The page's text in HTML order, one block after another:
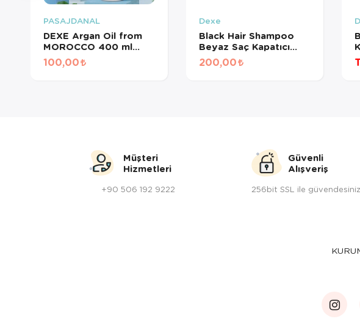
PASAJDANAL
DEXE Argan Oil from
MOROCCO 400 ml
Moisture Conditioner
Argan Yağı
100,00
Dexe
Black Hair Shampoo
Beyaz Saç Kapatıcı
Siyah Boya
200,00
Müşteri
Hizmetleri
+90 506 192 9222
Güvenli
Alışveriş
256bit SSL ile güvendesiniz